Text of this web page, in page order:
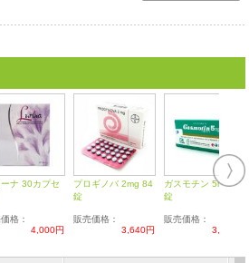
で、併発するリスクの高い性病としてHIV
らも感染するリスクが高くなってきている
します。
感染症である、ランブル鞭毛虫症、アメー
性嫌気性菌が原因の細菌性感染症などに処
抗原虫薬に比べ、血中濃度が上るのが高
るのが特徴です。
、医師や薬剤師の管理・指導の下で適切な
ーナ 30カプセ
格：
4,000円
プロギノバ 2mg 84
錠
販売価格：
3,640円
ガスモチン 5mg 30
錠
販売価格：
3,220円